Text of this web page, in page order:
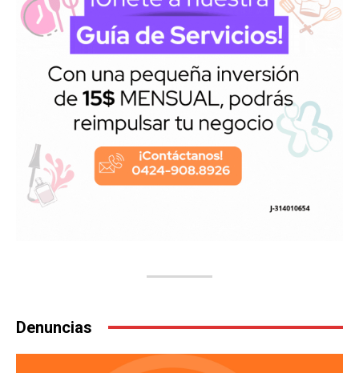
Denuncias